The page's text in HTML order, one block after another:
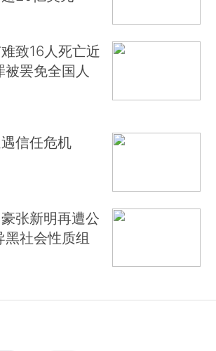
致16人死亡近
罢免全国人
信任危机
张新明再遭公
社会性质组